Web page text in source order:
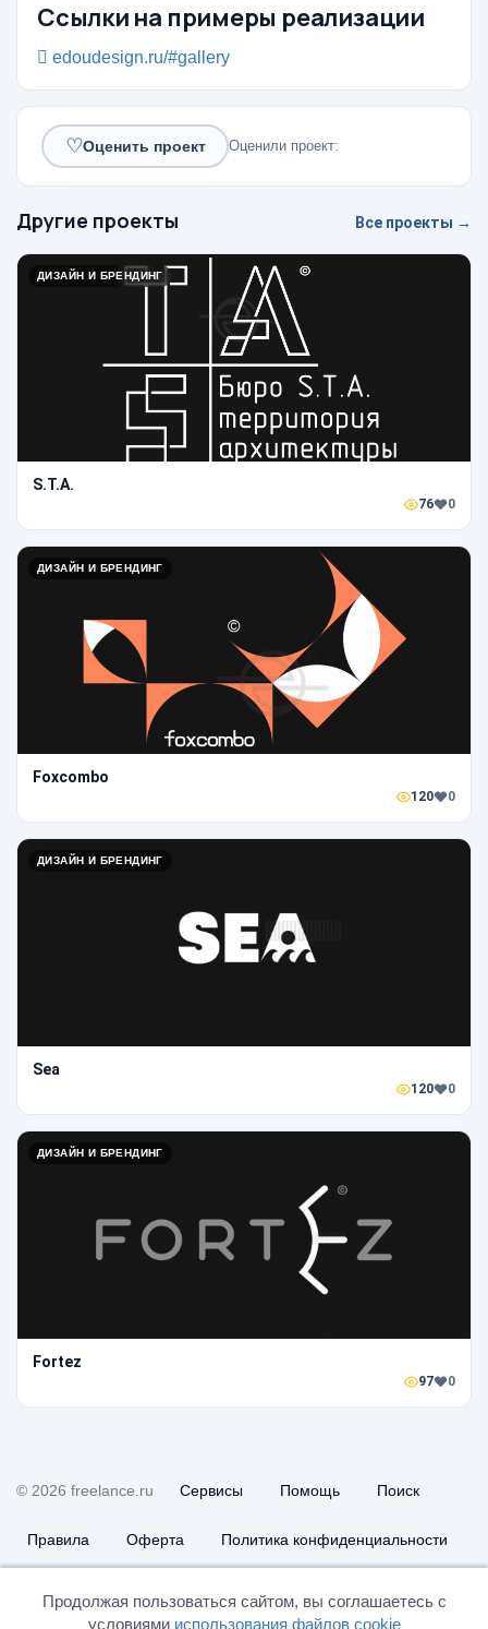
Ссылки на примеры реализации
edoudesign.ru/#gallery
♡Оценить проект Оценили проект:
Другие проекты Все проекты →
ДИЗАЙН И БРЕНДИНГ
S.T.A.
76 0
ДИЗАЙН И БРЕНДИНГ
Foxcombo
120 0
ДИЗАЙН И БРЕНДИНГ
Sea
120 0
ДИЗАЙН И БРЕНДИНГ
Fortez
97 0
© 2026 freelance.ru Сервисы Помощь Поиск
Правила Оферта Политика конфиденциальности
Продолжая пользоваться сайтом, вы соглашаетесь с
условиями использования файлов cookie